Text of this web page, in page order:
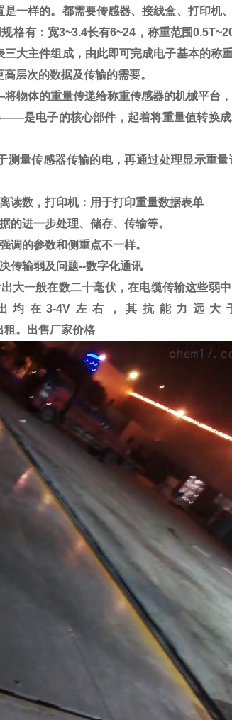
是一样的。都需要传感器、接线盒、打印机
格有：宽3~3.4长有6~24 ，称重范围
三大主件组成，由此即可完成电子基本的称
层次的数据及传输的需要。
将物体的重量传递给称重传感器的机械平台
——是电子的核心部件，起着将重量值转换
测量传感器传输的电，再通过处理显示重
离读数，打印机：用于打印重量数据表单
的进一步处理、储存、传输等。
调的参数和侧重点不一样。
传输弱及问题--数字化通讯
出大一般在数二十毫伏，在电缆传输这些弱
均在3-4V 左右，其抗能力远大